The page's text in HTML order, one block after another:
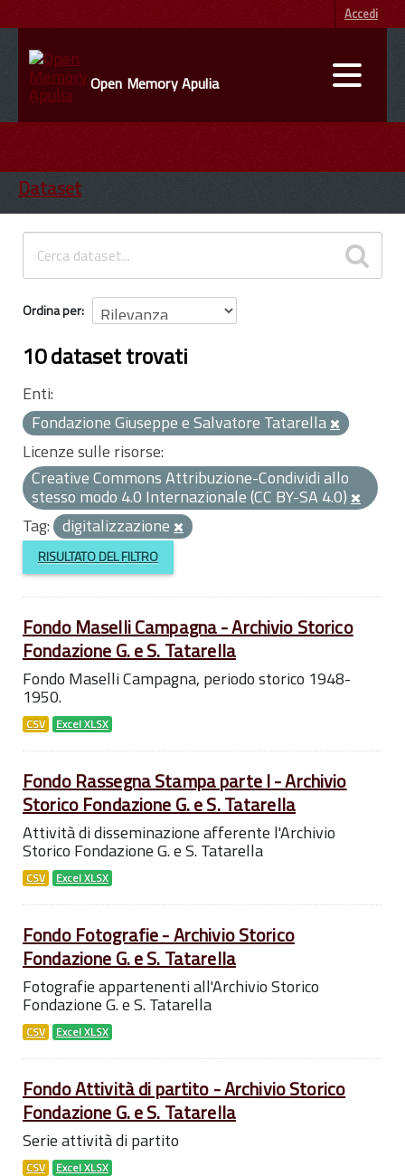
Accedi
Open Memory Apulia
ENTI
INFORMAZIONI
Dataset
Ordina per
10 dataset trovati
Enti:
Fondazione Giuseppe e Salvatore Tatarella
Licenze sulle risorse:
Creative Commons Attribuzione-Condividi allo
stesso modo 4.0 Internazionale (CC BY-SA 4.0)
Tag: digitalizzazione
RISULTATO DEL FILTRO
Fondo Maselli Campagna - Archivio Storico
Fondazione G. e S. Tatarella
Fondo Maselli Campagna, periodo storico 1948-
1950.
CSV Excel XLSX
Fondo Rassegna Stampa parte I - Archivio
Storico Fondazione G. e S. Tatarella
Attività di disseminazione afferente l'Archivio
Storico Fondazione G. e S. Tatarella
CSV Excel XLSX
Fondo Fotografie - Archivio Storico
Fondazione G. e S. Tatarella
Fotografie appartenenti all'Archivio Storico
Fondazione G. e S. Tatarella
CSV Excel XLSX
Fondo Attività di partito - Archivio Storico
Fondazione G. e S. Tatarella
Serie attività di partito
CSV Excel XLSX